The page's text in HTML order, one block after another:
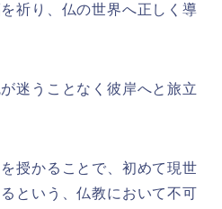
祈り、仏の世界へ正しく導
迷うことなく彼岸へと旅立
授かることで、初めて現世
という、仏教において不可